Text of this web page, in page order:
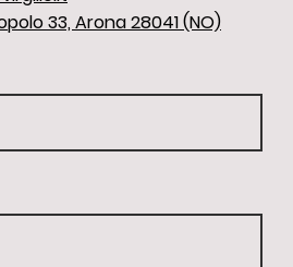
33, Arona 28041 (NO)